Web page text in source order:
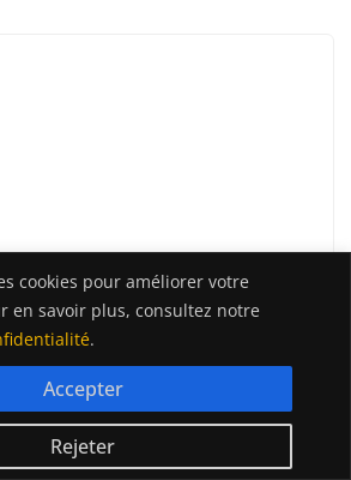
cookies pour améliorer votre
en savoir plus, consultez notre
.
Rejeter
Accepter